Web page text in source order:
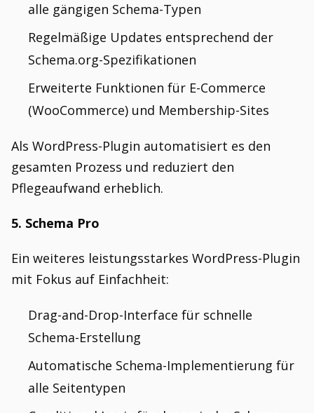
alle gängigen Schema-Typen
Regelmäßige Updates entsprechend der
Schema.org-Spezifikationen
Erweiterte Funktionen für E-Commerce
(WooCommerce) und Membership-Sites
Als WordPress-Plugin automatisiert es den
gesamten Prozess und reduziert den
Pflegeaufwand erheblich.
5. Schema Pro
Ein weiteres leistungsstarkes WordPress-Plugin
mit Fokus auf Einfachheit:
Drag-and-Drop-Interface für schnelle
Schema-Erstellung
Automatische Schema-Implementierung für
alle Seitentypen